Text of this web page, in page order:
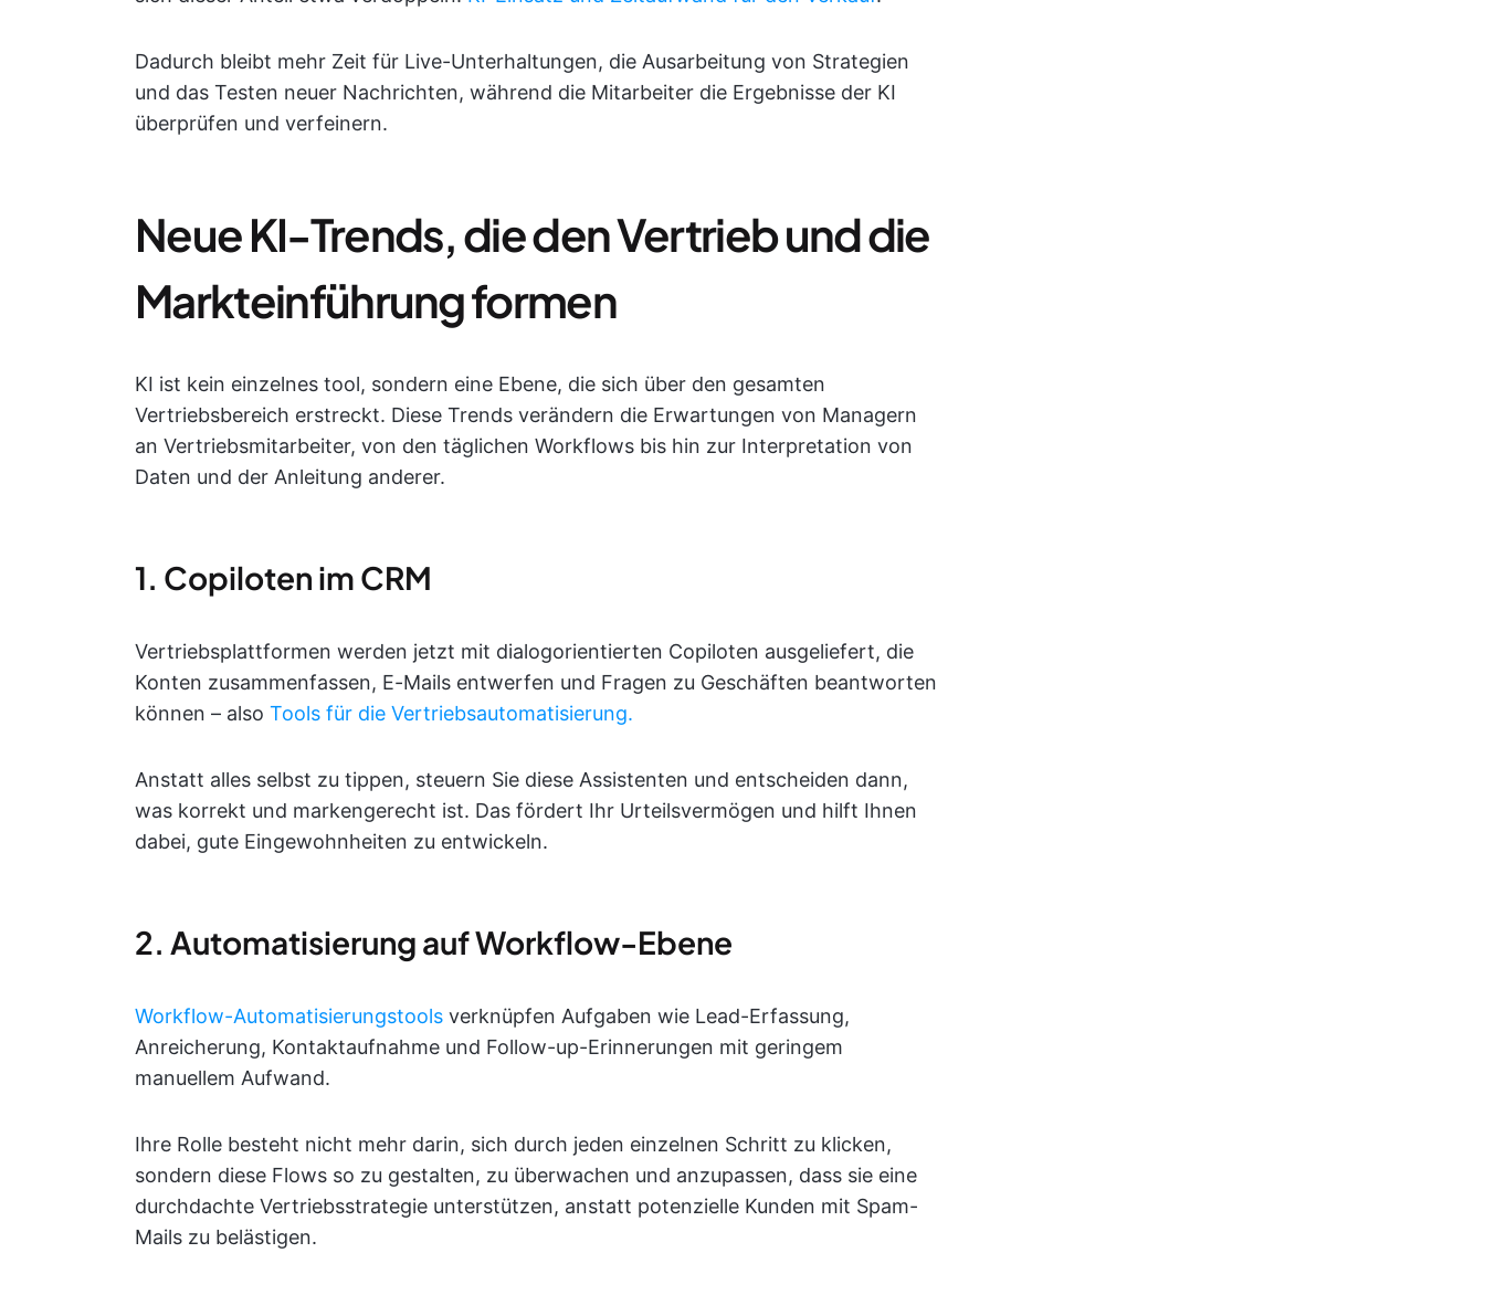
Dadurch bleibt mehr Zeit für Live-Unterhaltungen, die Ausarbeitung von Strategien
und das Testen neuer Nachrichten, während die Mitarbeiter die Ergebnisse der KI
überprüfen und verfeinern.
Neue KI-Trends, die den Vertrieb und die
Markteinführung formen
KI ist kein einzelnes tool, sondern eine Ebene, die sich über den gesamten
Vertriebsbereich erstreckt. Diese Trends verändern die Erwartungen von Managern
an Vertriebsmitarbeiter, von den täglichen Workflows bis hin zur Interpretation von
Daten und der Anleitung anderer.
1. Copiloten im CRM
Vertriebsplattformen werden jetzt mit dialogorientierten Copiloten ausgeliefert, die
Konten zusammenfassen, E-Mails entwerfen und Fragen zu Geschäften beantworten
können – also Tools für die Vertriebsautomatisierung.
Anstatt alles selbst zu tippen, steuern Sie diese Assistenten und entscheiden dann,
was korrekt und markengerecht ist. Das fördert Ihr Urteilsvermögen und hilft Ihnen
dabei, gute Eingewohnheiten zu entwickeln.
2. Automatisierung auf Workflow-Ebene
Workflow-Automatisierungstools verknüpfen Aufgaben wie Lead-Erfassung,
Anreicherung, Kontaktaufnahme und Follow-up-Erinnerungen mit geringem
manuellem Aufwand.
Ihre Rolle besteht nicht mehr darin, sich durch jeden einzelnen Schritt zu klicken,
sondern diese Flows so zu gestalten, zu überwachen und anzupassen, dass sie eine
durchdachte Vertriebsstrategie unterstützen, anstatt potenzielle Kunden mit Spam-
Mails zu belästigen.